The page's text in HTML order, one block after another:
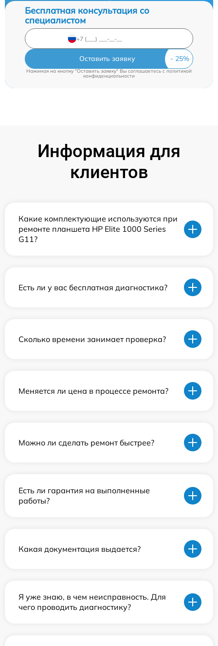
Бесплатная консультация со
специалистом
Оставить заявку
Нажимая на кнопку "Оставить заявку" Вы соглашаетесь c политикой
конфиденциальности
Информация для
клиентов
Какие комплектующие используются при
ремонте планшета HP Elite 1000 Series
G11?
Есть ли у вас бесплатная диагностика?
Сколько времени занимает проверка?
Меняется ли цена в процессе ремонта?
Можно ли сделать ремонт быстрее?
Есть ли гарантия на выполненные
работы?
Какая документация выдается?
Я уже знаю, в чем неисправность. Для
чего проводить диагностику?